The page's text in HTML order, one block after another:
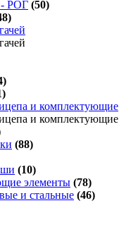
- РОГ (50)
и комплектующие
и комплектующие
(88)
(10)
элементы (78)
и стальные (46)